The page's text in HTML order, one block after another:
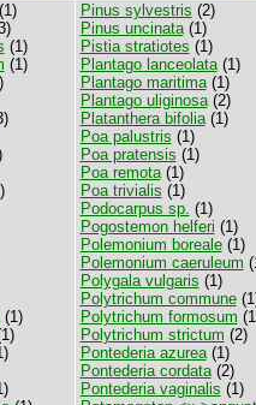
(1)
(1)
(1)
Pinus sylvestris (2)
Pinus uncinata(1)
Pistia stratiotes (1)
Plantago lanceolata(1)
Plantago maritima(1)
Plantago uliginosa(2)
Platanthera bifolia(1)
Poa palustris (1)
Poa pratensis (1)
Poa remota(1)
Poa trivialis (1)
Podocarpus sp. (1)
Pogostemon helferi (1)
Polemonium boreale(1)
Polemonium caeruleum
Polygala vulgaris (1)
Polytrichum commune
Polytrichum formosum
Polytrichum strictum (2)
Pontederia azurea(1)
Pontederia cordata(2)
Pontederia vaginalis (1)